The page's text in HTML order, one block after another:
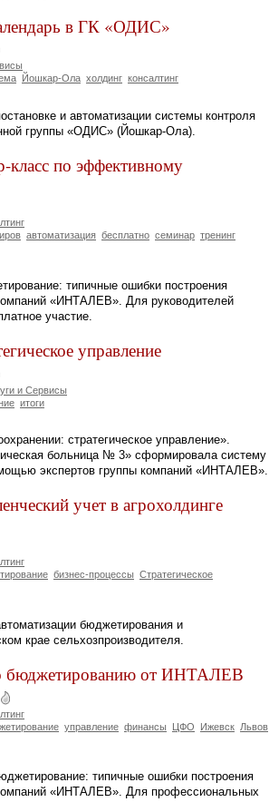
в ГК «ОДИС»
Йошкар-Ола холдинг консалтинг
и автоматизации системы контроля
группы «ОДИС» (Йошкар-Ола).
по эффективному
автоматизация бесплатно семинар тренинг
типичные ошибки построения
«ИНТАЛЕВ». Для руководителей
участие.
управление
и Сервисы
итоги
стратегическое управление».
больница № 3» сформировала систему
экспертов группы компаний «ИНТАЛЕВ».
учет в агрохолдинге
бизнес-процессы Стратегическое
бюджетирования и
крае сельхозпроизводителя.
бюджетированию от ИНТАЛЕВ
управление финансы ЦФО Ижевск Львов
типичные ошибки построения
«ИНТАЛЕВ». Для профессиональных